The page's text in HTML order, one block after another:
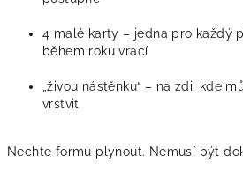
4 malé karty – jedna pro každý
během roku vrací
„živou nástěnku“ – na zdi, kde
vrstvit
Nechte formu plynout. Nemusí být